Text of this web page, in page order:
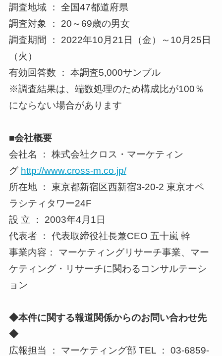
調査地域 ： 全国47都道府県
調査対象 ： 20～69歳の男女
調査期間 ： 2022年10月21日（金）～10月25日
（火）
有効回答数 ： 本調査5,000サンプル
※調査結果は、端数処理のため構成比が100％
にならない場合があります
■会社概要
会社名 ： 株式会社クロス・マーケティン
グ http://www.cross-m.co.jp/
所在地 ： 東京都新宿区西新宿3-20-2 東京オペ
ラシティタワー24F
設 立 ： 2003年4月1日
代表者 ： 代表取締役社長兼CEO 五十嵐 幹
事業内容： マーケティングリサーチ事業、マー
ケティング・リサーチに関わるコンサルテーシ
ョン
◆本件に関する報道関係からのお問い合わせ先
◆
広報担当 ： マーケティング部 TEL ： 03-6859-